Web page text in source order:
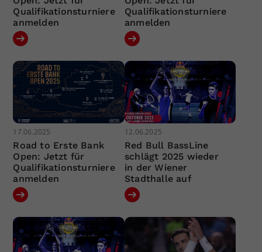
Qualifikationsturniere
anmelden
Qualifikationsturniere
anmelden
17.06.2025
Road to Erste Bank
Open: Jetzt für
Qualifikationsturniere
anmelden
12.06.2025
Red Bull BassLine
schlägt 2025 wieder
in der Wiener
Stadthalle auf